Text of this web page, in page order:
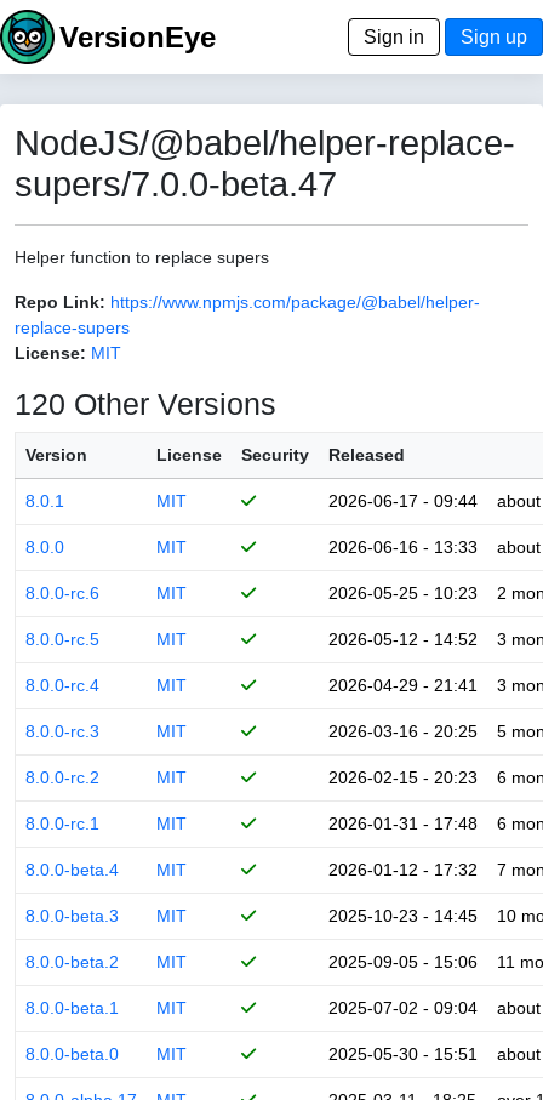
VersionEye Sign in Sign up
NodeJS/@babel/helper-replace-
supers/7.0.0-beta.47
Helper function to replace supers
Repo Link: https://www.npmjs.com/package/@babel/helper-
replace-supers
License: MIT
120 Other Versions
Version License Security Released
8.0.1 MIT 2026-06-17 - 09:44
8.0.0 MIT 2026-06-16 - 13:33
8.0.0-rc.6 MIT 2026-05-25 - 10:23 2
8.0.0-rc.5 MIT 2026-05-12 - 14:52 3
8.0.0-rc.4 MIT 2026-04-29 - 21:41 3
8.0.0-rc.3 MIT 2026-03-16 - 20:25 5
8.0.0-rc.2 MIT 2026-02-15 - 20:23 6
8.0.0-rc.1 MIT 2026-01-31 - 17:48 6
8.0.0-beta.4 MIT 2026-01-12 - 17:32 7
8.0.0-beta.3 MIT 2025-10-23 - 14:45 10
8.0.0-beta.2 MIT 2025-09-05 - 15:06 11
8.0.0-beta.1 MIT 2025-07-02 - 09:04
8.0.0-beta.0 MIT 2025-05-30 - 15:51